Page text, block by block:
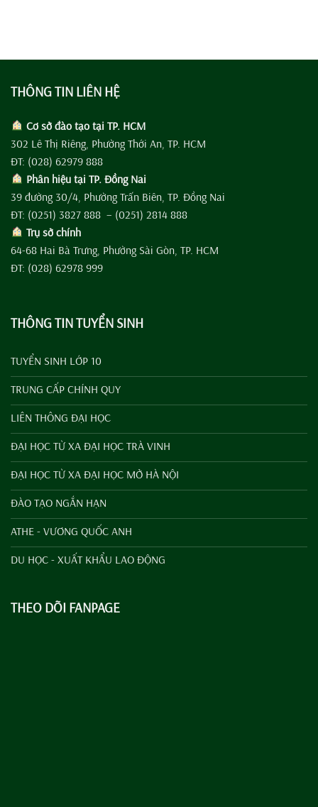
THÔNG TIN LIÊN HỆ
Cơ sở đào tạo tại TP. HCM
302 Lê Thị Riêng, Phường Thới An, TP. HCM
ĐT: (028) 62979 888
Phân hiệu tại TP. Đồng Nai
39 đường 30/4, Phường Trấn Biên, TP. Đồng Nai
ĐT: (0251) 3827 888 – (0251) 2814 888
Trụ sở chính
64-68 Hai Bà Trưng, Phường Sài Gòn, TP. HCM
ĐT: (028) 62978 999
THÔNG TIN TUYỂN SINH
TUYỂN SINH LỚP 10
TRUNG CẤP CHÍNH QUY
LIÊN THÔNG ĐẠI HỌC
ĐẠI HỌC TỪ XA ĐẠI HỌC TRÀ VINH
ĐẠI HỌC TỪ XA ĐẠI HỌC MỞ HÀ NỘI
ĐÀO TẠO NGẮN HẠN
ATHE - VƯƠNG QUỐC ANH
DU HỌC - XUẤT KHẨU LAO ĐỘNG
THEO DÕI FANPAGE